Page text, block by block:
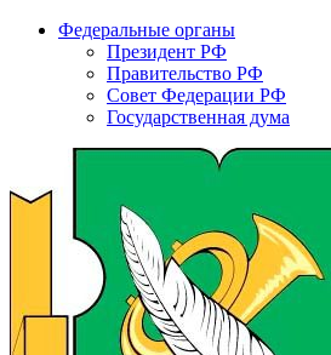
Федеральные органы
Президент РФ
Правительство РФ
Совет Федерации РФ
Государственная дума